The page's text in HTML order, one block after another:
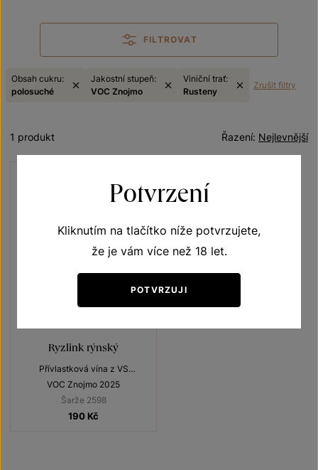
FILTROVAT
Obsah cukru:
polosuché
Jakostní stupeň:
VOC Znojmo
Viniční trať:
Rusteny
Zrušit filtry
Nejlevnější
Řazení:
1 produkt
Ryzlink rýnský
Přívlastková vína z VS
Lechovice
VOC Znojmo 2025
Šarže 2598
190 Kč
Potvrzení
Kliknutím na tlačítko níže potvrzujete,
že je vám více než 18 let.
POTVRZUJI